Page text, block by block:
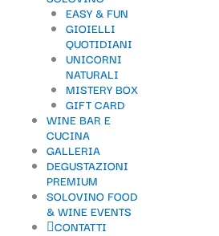
EASY & FUN
GIOIELLI
QUOTIDIANI
UNICORNI
NATURALI
MISTERY BOX
GIFT CARD
WINE BAR E
CUCINA
GALLERIA
DEGUSTAZIONI
PREMIUM
SOLOVINO FOOD
& WINE EVENTS
CONTATTI